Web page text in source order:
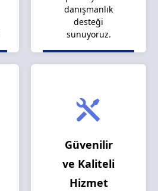
danışmanlık
desteği
sunuyoruz.
Güvenilir
ve Kaliteli
Hizmet